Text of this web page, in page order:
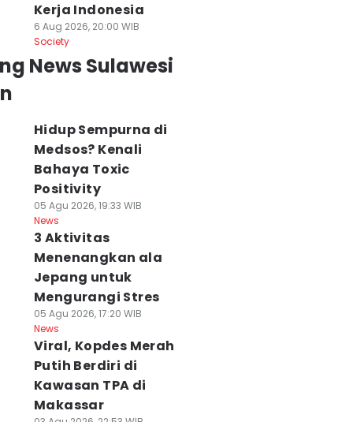
Kerja Indonesia
6 Aug 2026, 20:00 WIB
Society
News Sulawesi
Hidup Sempurna di
Medsos? Kenali
Bahaya Toxic
Positivity
05 Agu 2026, 19:33 WIB
News
3 Aktivitas
Menenangkan ala
Jepang untuk
Mengurangi Stres
05 Agu 2026, 17:20 WIB
News
Viral, Kopdes Merah
Putih Berdiri di
Kawasan TPA di
Makassar